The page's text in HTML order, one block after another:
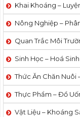
Khai Khoáng –
Nông Nghiệp –
Quan Trắc Môi
Sinh Học – Hoá
Thức Ăn Chăn Nuôi
Thực Phẩm – Đồ
Vật Liệu – Khoáng